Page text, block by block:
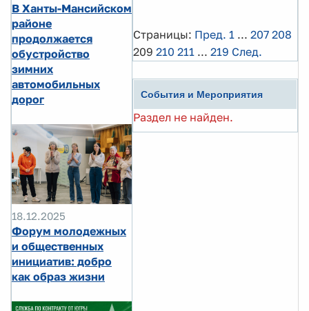
В Ханты-Мансийском
районе
продолжается
обустройство
зимних
автомобильных
дорог
18.12.2025
Форум молодежных
и общественных
инициатив: добро
как образ жизни
Страницы: Пред. 1 ... 207 208
209 210 211 ... 219 След.
События и Мероприятия
Раздел не найден.